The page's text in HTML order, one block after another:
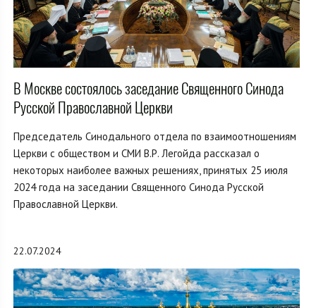
В Москве состоялось заседание Священного Синода
Русской Православной Церкви
Председатель Синодального отдела по взаимоотношениям
Церкви с обществом и СМИ В.Р. Легойда рассказал о
некоторых наиболее важных решениях, принятых 25 июля
2024 года на заседании Священного Синода Русской
Православной Церкви.
22.07.2024